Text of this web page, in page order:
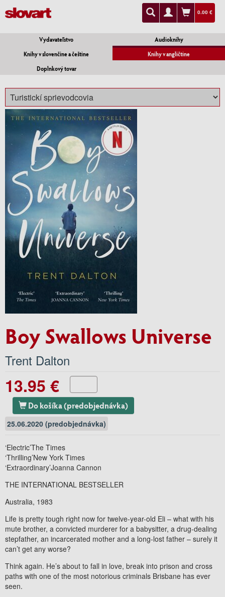
0.00 €
Vydavateľstvo
Audioknihy
Knihy v slovenčine a češtine
Knihy v angličtine
Doplnkový tovar
Boy Swallows Universe
Trent Dalton
13.95 €
Do košíka (predobjednávka)
25.06.2020 (predobjednávka)
‘Electric’The Times
‘Thrilling’New York Times
‘Extraordinary’Joanna Cannon
THE INTERNATIONAL BESTSELLER
Australia, 1983
Life is pretty tough right now for twelve-year-old Eli – what with his
mute brother, a convicted murderer for a babysitter, a drug-dealing
stepfather, an incarcerated mother and a long-lost father – surely it
can’t get any worse?
Think again. He’s about to fall in love, break into prison and cross
paths with one of the most notorious criminals Brisbane has ever
seen.